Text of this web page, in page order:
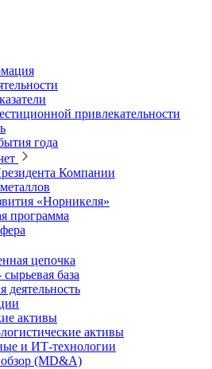
привлекательности
года
Компании
«Норникеля»
программа
цепочка
сырьевая база
деятельность
активы
активы
и ИТ‑технологии
(MD&A)